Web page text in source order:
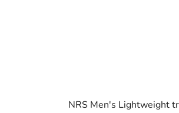
NRS Men's Lightweight